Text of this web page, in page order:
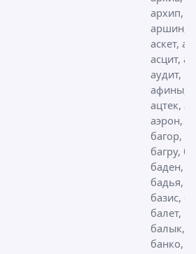
архип,
аршин,
аскет,
асцит,
аудит,
афины,
ацтек,
аэрон,
багор,
багру,
баден,
бадья,
базис,
балет,
балык,
банко,